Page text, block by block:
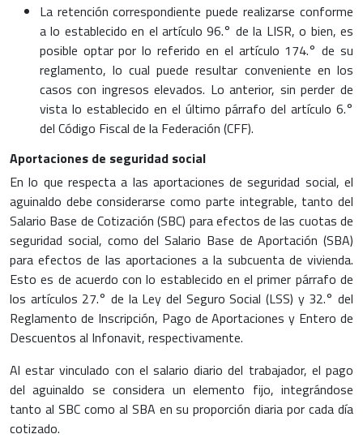
La retención correspondiente puede realizarse conforme
a lo establecido en el artículo 96.° de la LISR, o bien, es
posible optar por lo referido en el artículo 174.° de su
reglamento, lo cual puede resultar conveniente en los
casos con ingresos elevados. Lo anterior, sin perder de
vista lo establecido en el último párrafo del artículo 6.°
del Código Fiscal de la Federación (CFF).
Aportaciones de seguridad social
En lo que respecta a las aportaciones de seguridad social, el
aguinaldo debe considerarse como parte integrable, tanto del
Salario Base de Cotización (SBC) para efectos de las cuotas de
seguridad social, como del Salario Base de Aportación (SBA)
para efectos de las aportaciones a la subcuenta de vivienda.
Esto es de acuerdo con lo establecido en el primer párrafo de
los artículos 27.° de la Ley del Seguro Social (LSS) y 32.° del
Reglamento de Inscripción, Pago de Aportaciones y Entero de
Descuentos al Infonavit, respectivamente.
Al estar vinculado con el salario diario del trabajador, el pago
del aguinaldo se considera un elemento fijo, integrándose
tanto al SBC como al SBA en su proporción diaria por cada día
cotizado.